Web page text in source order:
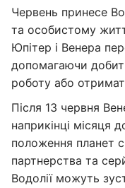
Червень принесе
та особистому
Юпітер і Венера
допомагаючи
роботу або
Після 13 червня
наприкінці місяця
положення планет
партнерства та
Водолії можуть